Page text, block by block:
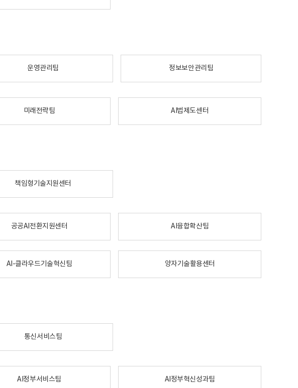
운영관리팀 정보보안관리팀
미래전략팀 AI법제도센터
책임형기술지원센터
공공AI전환지원센터 AI융합확산팀
AI-클라우드기술혁신팀 양자기술활용센터
통신서비스팀
AI정부서비스팀 AI정부혁신성과팀